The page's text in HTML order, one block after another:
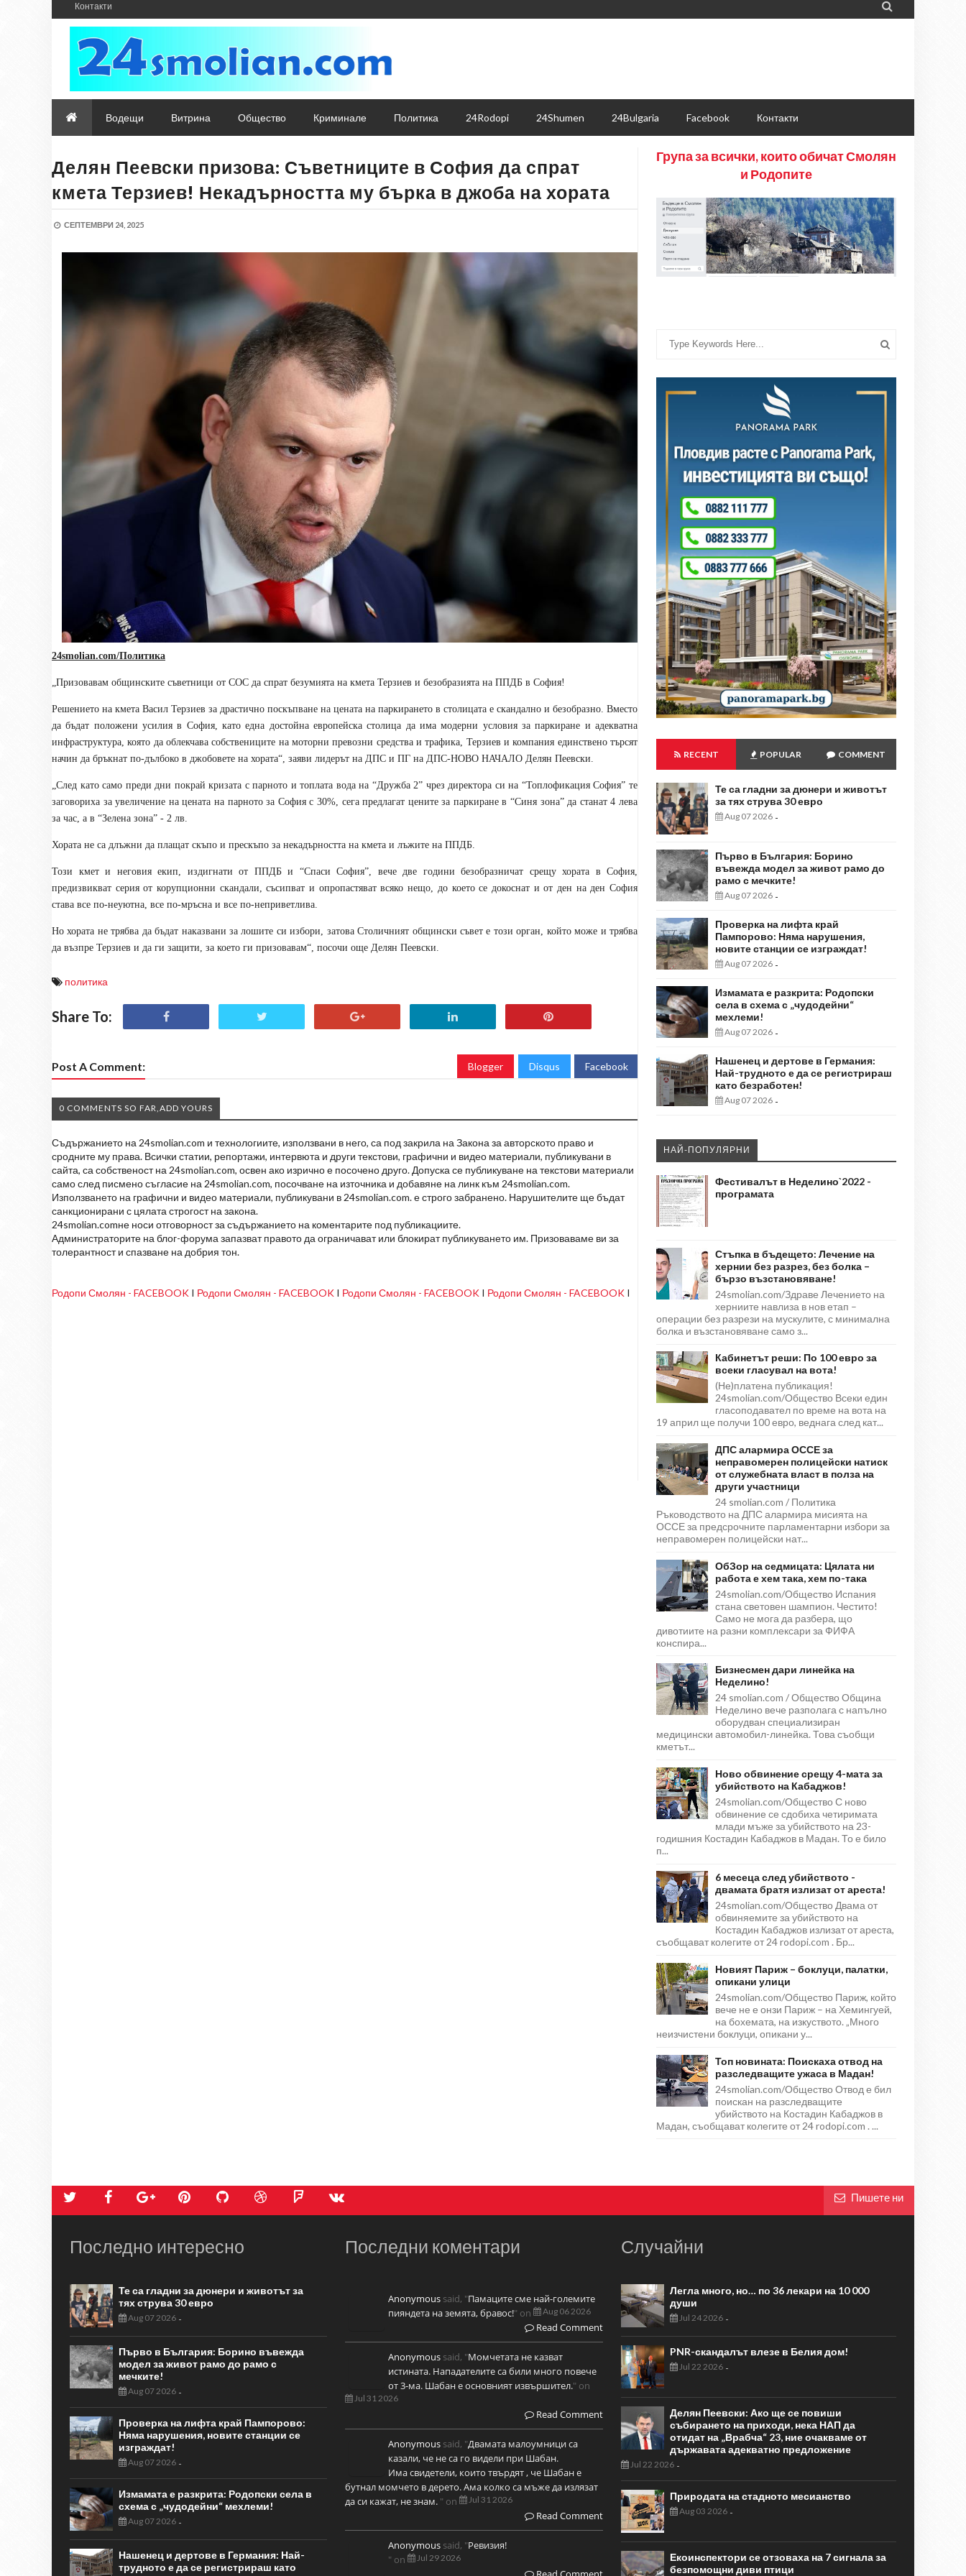
Контакти 
Водещи Витрина Общество Криминале Политика 24Rodopi 24Shumen 24Bulgaria Facebook Контакти
Делян Пеевски призова: Съветниците в София да спрат
кмета Терзиев! Некадърността му бърка в джоба на хората
СЕПТЕМВРИ 24, 2025
24smolian.com/Политика
„Призовавам общинските съветници от СОС да спрат безумията на кмета Терзиев и безобразията на ППДБ в София!
Решението на кмета Васил Терзиев за драстично поскъпване на цената на паркирането в столицата е скандално и безобразно. Вместо
да бъдат положени усилия в София, като една достойна европейска столица да има модерни условия за паркиране и адекватна
инфраструктура, която да облекчава собствениците на моторни превозни средства и трафика, Терзиев и компания единствено търсят
начин да бръкнат по-дълбоко в джобовете на хората“, заяви лидерът на ДПС и ПГ на ДПС-НОВО НАЧАЛО Делян Пеевски.
„След като само преди дни покрай кризата с парното и топлата вода на “Дружба 2” чрез директора си на “Топлофикация София” те
заговориха за увеличение на цената на парното за София с 30%, сега предлагат цените за паркиране в “Синя зона” да станат 4 лева
за час, а в “Зелена зона” - 2 лв.
Хората не са длъжни да плащат скъпо и прескъпо за некадърността на кмета и лъжите на ППДБ.
Този кмет и неговия екип, издигнати от ППДБ и “Спаси София”, вече две години безобразничат срещу хората в София,
предизвикват серия от корупционни скандали, съсипват и опропастяват всяко нещо, до което се докоснат и от ден на ден София
става все по-неуютна, все по-мръсна и все по-неприветлива.
Но хората не трябва да бъдат наказвани за лошите си избори, затова Столичният общински съвет е този орган, който може и трябва
да възпре Терзиев и да ги защити, за което ги призовавам“, посочи още Делян Пеевски.
политика
Share To:
Post A Comment: Blogger Disqus Facebook
0 COMMENTS SO FAR,ADD YOURS
Съдържанието на 24smolian.com и технологиите, използвани в него, са под закрила на Закона за авторското право и
сродните му права. Всички статии, репортажи, интервюта и други текстови, графични и видео материали, публикувани в
сайта, са собственост на 24smolian.com, освен ако изрично е посочено друго. Допуска се публикуване на текстови материали
само след писмено съгласие на 24smolian.com, посочване на източника и добавяне на линк към 24smolian.com.
Използването на графични и видео материали, публикувани в 24smolian.com. е строго забранено. Нарушителите ще бъдат
санкционирани с цялата строгост на закона.
24smolian.comне носи отговорност за съдържанието на коментарите под публикациите.
Администраторите на блог-форума запазват правото да ограничават или блокират публикуването им. Призоваваме ви за
толерантност и спазване на добрия тон.
Родопи Смолян - FACEBOOK I Родопи Смолян - FACEBOOK I Родопи Смолян - FACEBOOK I Родопи Смолян - FACEBOOK I
Група за всички, които обичат Смолян
и Родопите
RECENT POPULAR COMMENT
Те са гладни за дюнери и животът
за тях струва 30 евро
Aug 07 2026 -
Първо в България: Борино
въвежда модел за живот рамо до
рамо с мечките!
Aug 07 2026 -
Проверка на лифта край
Пампорово: Няма нарушения,
новите станции се изграждат!
Aug 07 2026 -
Измамата е разкрита: Родопски
села в схема с „чудодейни“
мехлеми!
Aug 07 2026 -
Нашенец и дертове в Германия:
Най-трудното е да се регистрираш
като безработен!
Aug 07 2026 -
НАЙ-ПОПУЛЯРНИ
Фестивалът в Неделино`2022 -
програмата
Стъпка в бъдещето: Лечение на
хернии без разрез, без болка –
бързо възстановяване!
24smolian.com/Здраве Лечението на
херниите навлиза в нов етап –
операции без разрези на мускулите, с минимална
болка и възстановяване само з...
Кабинетът реши: По 100 евро за
всеки гласувал на вота!
(Не)платена публикация!
24smolian.com/Общество Всеки един
гласоподавател по време на вота на
19 април ще получи 100 евро, веднага след кат...
ДПС алармира ОССЕ за
неправомерен полицейски натиск
от служебната власт в полза на
други участници
24 smolian.com / Политика
Ръководството на ДПС алармира мисията на
ОССЕ за предсрочните парламентарни избори за
неправомерен полицейски нат...
ОбЗор на седмицата: Цялата ни
работа е хем така, хем по-така
24smolian.com/Общество Испания
стана световен шампион. Честито!
Само не мога да разбера, що
дивотиите на разни комплексари за ФИФА
конспира...
Бизнесмен дари линейка на
Неделино!
24 smolian.com / Общество Община
Неделино вече разполага с напълно
оборудван специализиран
медицински автомобил-линейка. Това съобщи
кметът...
Ново обвинение срещу 4-мата за
убийството на Кабаджов!
24smolian.com/Общество С ново
обвинение се сдобиха четиримата
млади мъже за убийството на 23-
годишния Костадин Кабаджов в Мадан. То е било
п...
6 месеца след убийството -
двамата братя излизат от ареста!
24smolian.com/Общество Двама от
обвиняемите за убийството на
Костадин Кабаджов излизат от ареста,
съобщават колегите от 24 rodopi.com . Бр...
Новият Париж – боклуци, палатки,
опикани улици
24smolian.com/Общество Париж, който
вече не е онзи Париж – на Хемингуей,
на бохемата, на изкуството. „Много
неизчистени боклуци, опикани у...
Топ новината: Поискаха отвод на
разследващите ужаса в Мадан!
24smolian.com/Общество Отвод е бил
поискан на разследващите
убийството на Костадин Кабаджов в
Мадан, съобщават колегите от 24 rodopi.com . ...
Пишете ни
Последно интересно
Те са гладни за дюнери и животът за
тях струва 30 евро
Aug 07 2026 -
Първо в България: Борино въвежда
модел за живот рамо до рамо с
мечките!
Aug 07 2026 -
Проверка на лифта край Пампорово:
Няма нарушения, новите станции се
изграждат!
Aug 07 2026 -
Измамата е разкрита: Родопски села в
схема с „чудодейни“ мехлеми!
Aug 07 2026 -
Нашенец и дертове в Германия: Най-
трудното е да се регистрираш като
Последни коментари
Anonymous said, "Памаците сме най-големите
пияндета на земята, бравос!" on Aug 06 2026
Read Comment
Anonymous said, "Момчетата не казват
истината. Нападателите са били много повече
от 3-ма. Шабан е основният извършител." on
Jul 31 2026
Read Comment
Anonymous said, "Двамата малоумници са
казали, че не са го видели при Шабан.
Има свидетели, които твърдят , че Шабан е
бутнал момчето в дерето. Ама колко са мъже да излязат
да си кажат, не знам. " on Jul 31 2026
Read Comment
Anonymous said, "Ревизия!
" on
Jul 29 2026
Случайни
Легла много, но… по 36 лекари на 10 000
души
Jul 24 2026-
PNR-скандалът влезе в Белия дом!
Jul 22 2026-
Делян Пеевски: Ако ще се повиши
събирането на приходи, нека НАП да
отидат на „Врабча“ 23, ние очакваме от
държавата адекватно предложение
Jul 22 2026-
Природата на стадното месианство
Aug 03 2026-
Екоинспектори се отзоваха на 7 сигнала за
безпомощни диви птици